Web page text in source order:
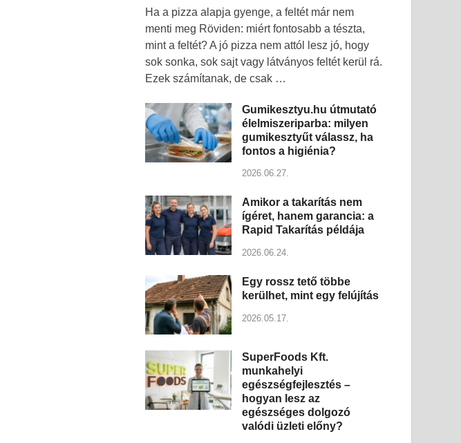
Ha a pizza alapja gyenge, a feltét már nem
menti meg Röviden: miért fontosabb a tészta,
mint a feltét? A jó pizza nem attól lesz jó, hogy
sok sonka, sok sajt vagy látványos feltét kerül rá.
Ezek számítanak, de csak …
Gumikesztyu.hu útmutató
élelmiszeriparba: milyen
gumikesztyűt válassz, ha
fontos a higiénia?
2026.06.27.
Amikor a takarítás nem
ígéret, hanem garancia: a
Rapid Takarítás példája
2026.06.24.
Egy rossz tető többe
kerülhet, mint egy felújítás
2026.05.17.
SuperFoods Kft.
munkahelyi
egészségfejlesztés –
hogyan lesz az
egészséges dolgozó
valódi üzleti előny?